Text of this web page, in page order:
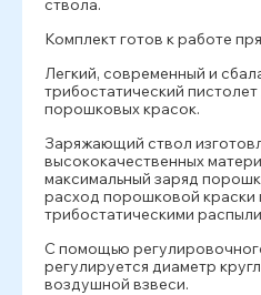
ствола.
Комплект готов к работе
Легкий, современный и
трибостатический
порошковых красок.
Заряжающий ствол
высококачественных
максимальный заряд
расход порошковой краски
трибостатическими
С помощью
регулируется диаметр
воздушной взвеси.